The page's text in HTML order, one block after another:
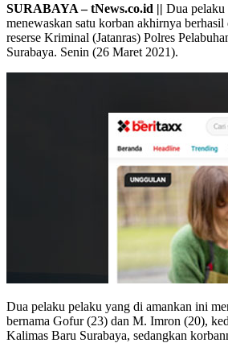
SURABAYA – tNews.co.id || Dua pelaku
menewaskan satu korban akhirnya berhasil
reserse Kriminal (Jatanras) Polres
Surabaya. Senin (26 Maret 2021).
Dua pelaku pelaku yang di amankan ini
bernama Gofur (23) dan M. Imron (20),
Kalimas Baru Surabaya, sedangkan